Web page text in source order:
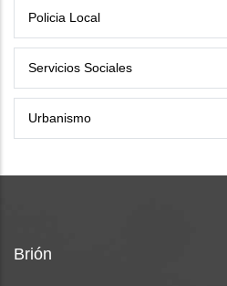
Policia Local
Servicios Sociales
Urbanismo
Brión